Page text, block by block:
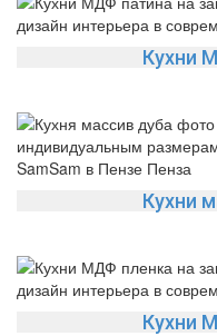
Кухни
Кухни
Кухни